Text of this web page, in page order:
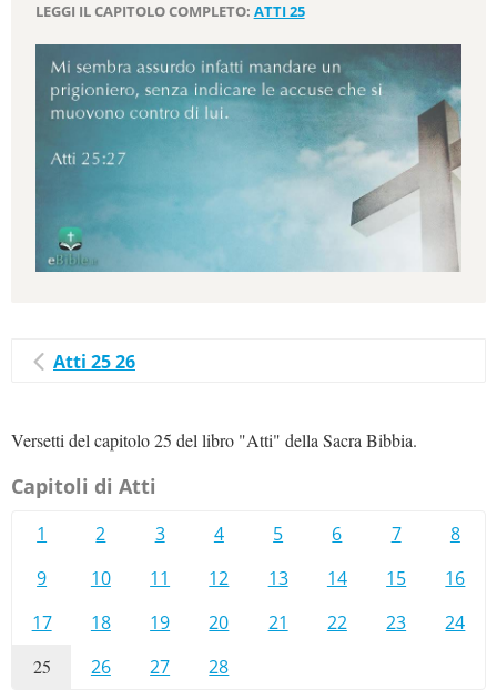
LEGGI IL CAPITOLO COMPLETO: ATTI 25
Atti 25 26
Versetti del capitolo 25 del libro "Atti" della Sacra Bibbia.
Capitoli di Atti
1 2 3 4 5 6 7
8
9
10 11 12 13 14 15
16
17
18 19 20 21 22 23 24
25 26 27 28